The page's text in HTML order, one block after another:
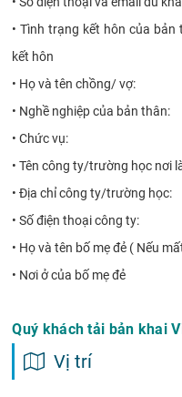
• Tình trạng kết hôn của
kết hôn
• Họ và tên chồng/ vợ:
• Nghề nghiệp của bản thân:
• Chức vụ:
• Tên công ty/trường học nơi
• Địa chỉ công ty/trường học:
• Số điện thoại công ty:
• Họ và tên bố mẹ đẻ ( Nếu
• Nơi ở của bố mẹ đẻ
Quý khách tải bản khai
Vị trí